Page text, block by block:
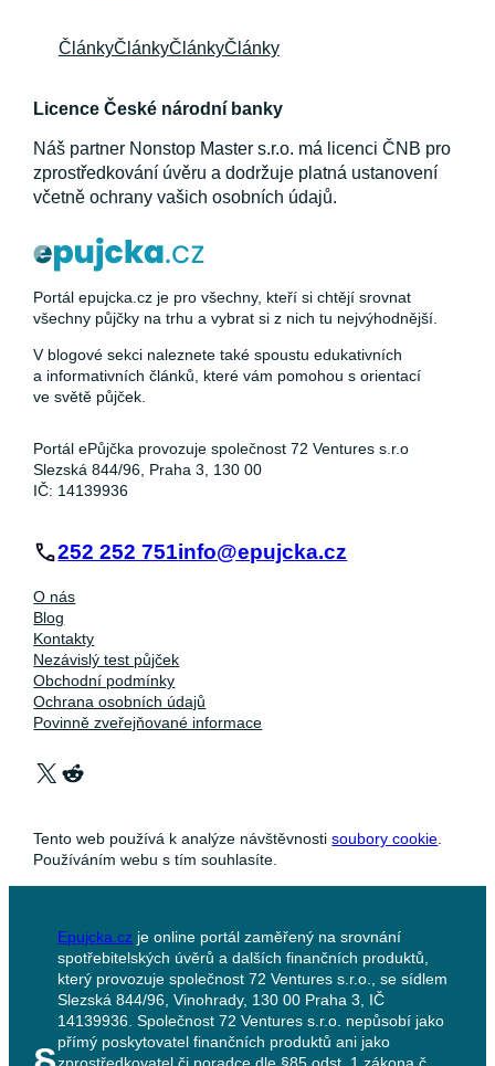
ČlánkyČlánkyČlánkyČlánky
Licence České národní banky
Náš partner Nonstop Master s.r.o. má licenci ČNB pro
zprostředkování úvěru a dodržuje platná ustanovení
včetně ochrany vašich osobních údajů.
Portál epujcka.cz je pro všechny, kteří si chtějí srovnat
všechny půjčky na trhu a vybrat si z nich tu nejvýhodnější.
V blogové sekci naleznete také spoustu edukativních
a informativních článků, které vám pomohou s orientací
ve světě půjček.
Portál ePůjčka provozuje společnost 72 Ventures s.r.o
Slezská 844/96, Praha 3, 130 00
IČ: 14139936
252 252 751info@epujcka.cz
O nás
Blog
Kontakty
Nezávislý test půjček
Obchodní podmínky
Ochrana osobních údajů
Povinně zveřejňované informace
X Reddit
Tento web používá k analýze návštěvnostisoubory cookie.
Používáním webu s tím souhlasíte.
Epujcka.cz je online portál zaměřený na srovnání
spotřebitelských úvěrů a dalších finančních produktů,
který provozuje společnost 72 Ventures s.r.o., se sídlem
Slezská 844/96, Vinohrady, 130 00 Praha 3, IČ
14139936. Společnost 72 Ventures s.r.o. nepůsobí jako
přímý poskytovatel finančních produktů ani jako
zprostředkovatel či poradce dle §85 odst. 1 zákona č.